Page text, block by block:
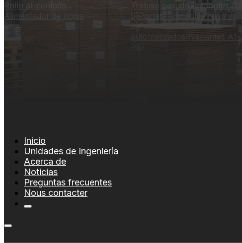
Rollo alimentado
Alimentador de hojas
Trabajo pesado (variantes DS-
9) Portátil (variantes NP 7 /
8) Pedestales totalmente
automatizados (variantes A1-
Inicio
Unidades de Ingeniería
Acerca de
Noticias
Preguntas frecuentes
Nous contacter